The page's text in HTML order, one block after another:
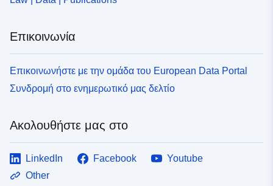
Επικοινωνία
Επικοινωνήστε με την ομάδα του European Data Portal
Συνδρομή στο ενημερωτικό μας δελτίο
Ακολουθήστε μας στο
LinkedIn Facebook
Youtube
Other